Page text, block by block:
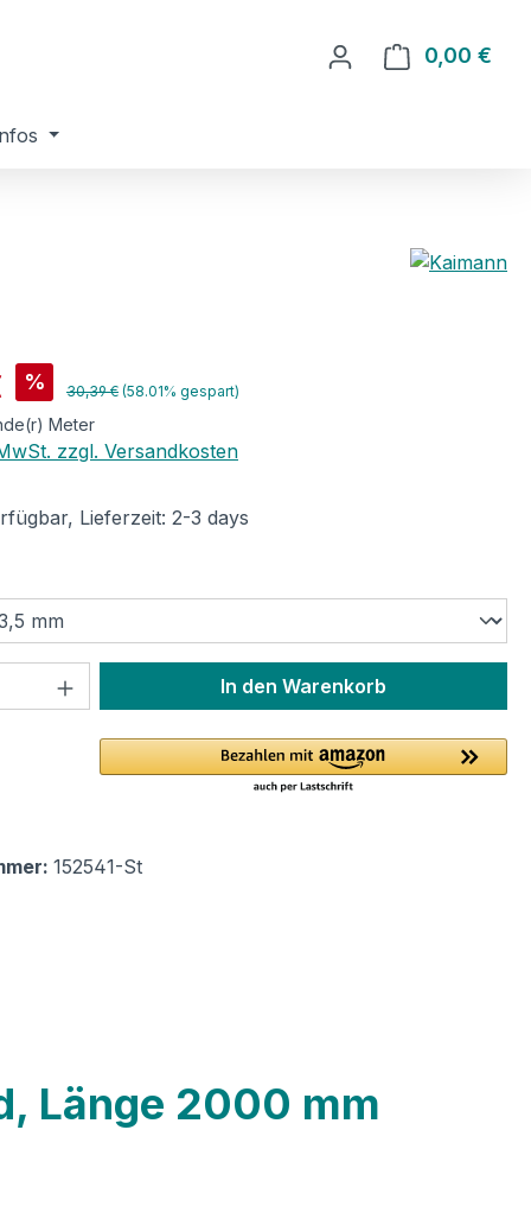
0,00 €
% Regulärer Preis:
30,39 € (58.01% gespart)
Meter
zzgl. Versandkosten
Lieferzeit: 2-3 days
Gib den gewünschten Wert
In den Warenkorb
152541-St
Länge 2000 mm